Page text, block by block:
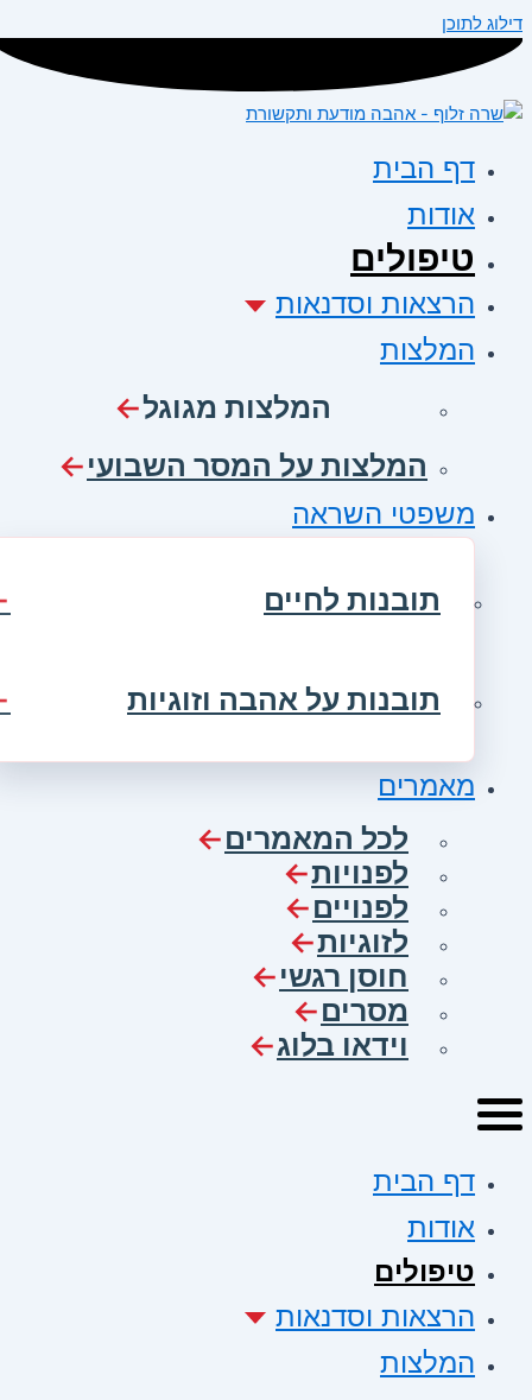
דילוג לתוכן
דף הבית
אודות
טיפולים
הרצאות וסדנאות
המלצות
המלצות מגוגל
המלצות על המסר השבועי
משפטי השראה
תובנות לחיים
תובנות על אהבה וזוגיות
מאמרים
לכל המאמרים
לפנויות
לפנויים
לזוגיות
חוסן רגשי
מסרים
וידאו בלוג
דף הבית
אודות
טיפולים
הרצאות וסדנאות
המלצות